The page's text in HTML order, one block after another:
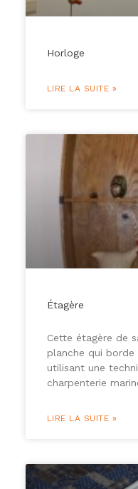
Horloge
LIRE LA SUITE »
Étagère
Cette étagère de
planche qui
utilisant une
charpenterie
LIRE LA SUITE »